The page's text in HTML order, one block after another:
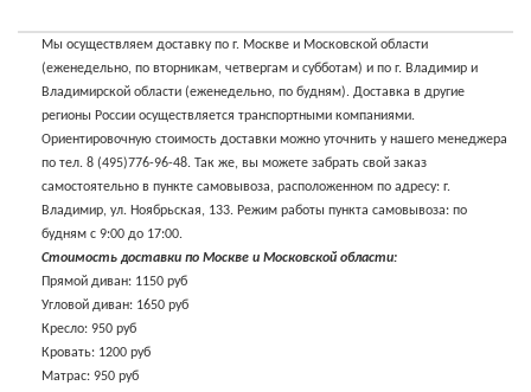
Мы осуществляем доставку по г. Москве и Московской области
(еженедельно, по вторникам, четвергам и субботам) и по г. Владимир и
Владимирской области (еженедельно, по будням). Доставка в другие
регионы России осуществляется транспортными компаниями.
Ориентировочную стоимость доставки можно уточнить у нашего менеджера
по тел. 8 (495)776-96-48. Так же, вы можете забрать свой заказ
самостоятельно в пункте самовывоза, расположенном по адресу: г.
Владимир, ул. Ноябрьская, 133. Режим работы пункта самовывоза: по
будням с 9:00 до 17:00.
Стоимость доставки по Москве и Московской области:
Прямой диван: 1150 руб
Угловой диван: 1650 руб
Кресло: 950 руб
Кровать: 1200 руб
Матрас: 950 руб